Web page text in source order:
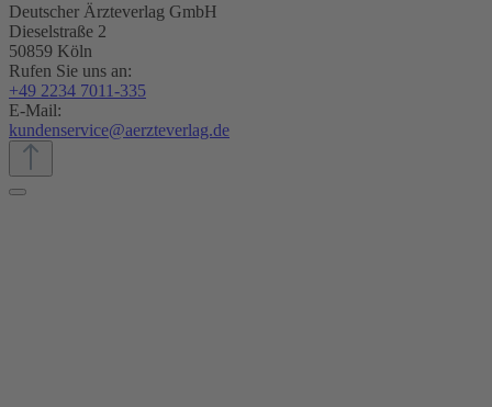
Deutscher Ärzteverlag GmbH
Dieselstraße 2
50859 Köln
Rufen Sie uns an:
+49 2234 7011-335
E-Mail:
kundenservice@aerzteverlag.de